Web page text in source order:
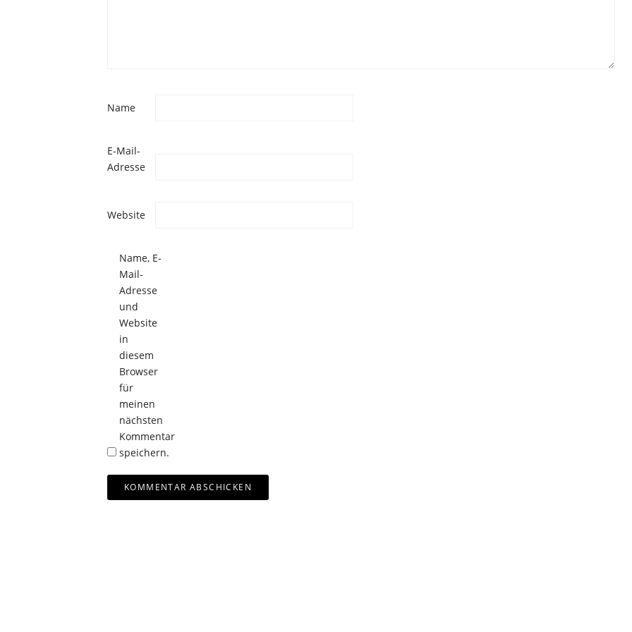
Name
E-Mail-
Adresse
Website
Name, E-
Mail-
Adresse
und
Website
in
diesem
Browser
für
meinen
nächsten
Kommentar
speichern.